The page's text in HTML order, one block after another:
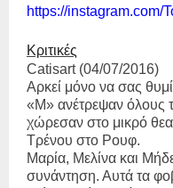
https://instagram.com/
Κριτικές
Catisart(04/07/2016)
Αρκεί μόνο να σας
«Μ» ανέτρεψαν όλους
χώρεσαν στο μικρό
Τρένου στο Ρουφ.
Μαρία, Μελίνα και
συνάντηση. Αυτά τα